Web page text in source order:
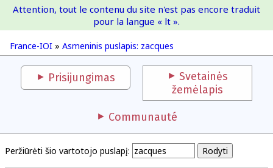
France-IOI
France-IOI » Asmeninis puslapis: zacques
Attention, tout le contenu du site n'est pas encore traduit
pour la langue « lt ».
Prisijungimas
Svetainės
žemėlapis
Communauté
Peržiūrėti šio vartotojo puslapį: